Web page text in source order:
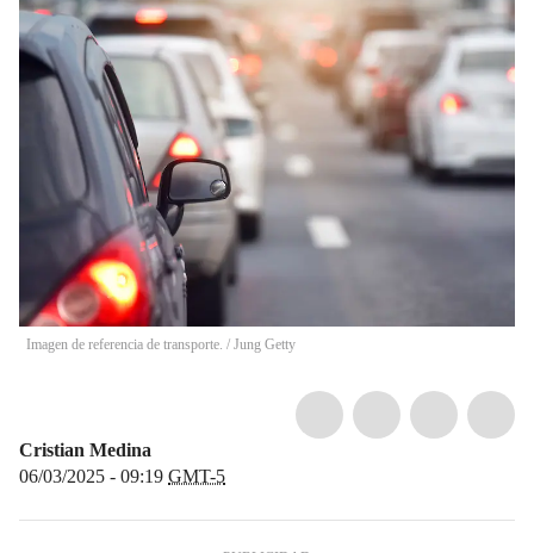
Imagen de referencia de transporte. / Jung Getty
Cristian Medina
06/03/2025 - 09:19 GMT-5